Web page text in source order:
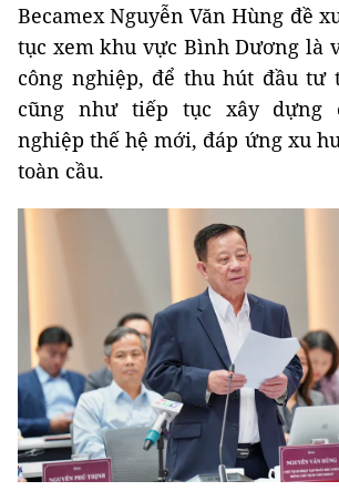
Becamex Nguyễn Văn Hùng đề
tục xem khu vực Bình Dương là
công nghiệp, để thu hút đầu tư
cũng như tiếp tục xây dựng
nghiệp thế hệ mới, đáp ứng xu
toàn cầu.